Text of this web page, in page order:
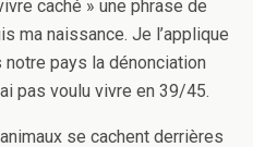
caché » une phrase de
ma naissance. Je l’applique
notre pays la dénonciation
pas voulu vivre en 39/45.
se cachent derrières